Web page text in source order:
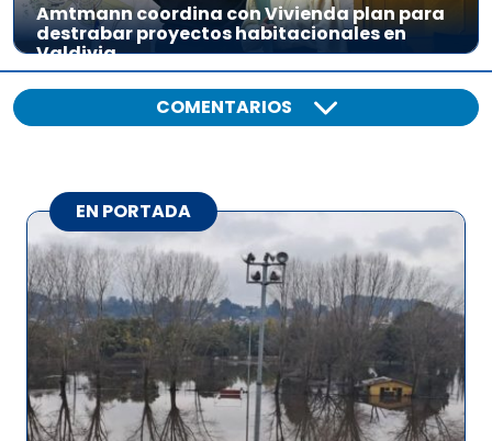
Amtmann coordina con Vivienda plan para
destrabar proyectos habitacionales en
Valdivia
COMENTARIOS
EN PORTADA